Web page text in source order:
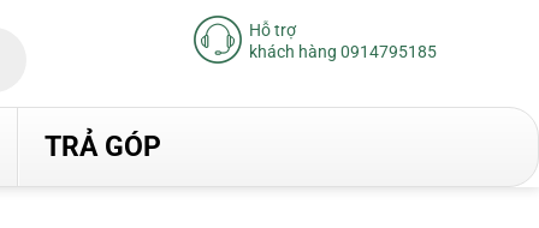
Hỗ trợ
khách hàng 0914795185
TRẢ GÓP